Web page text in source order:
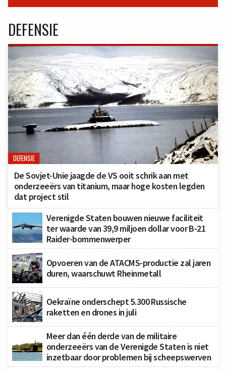
DEFENSIE
DEFENSIE
De Sovjet-Unie jaagde de VS ooit schrik aan met
onderzeeërs van titanium, maar hoge kosten legden
dat project stil
Verenigde Staten bouwen nieuwe faciliteit
ter waarde van 39,9 miljoen dollar voor B-21
Raider-bommenwerper
Opvoeren van de ATACMS-productie zal jaren
duren, waarschuwt Rheinmetall
Oekraïne onderschept 5.300 Russische
raketten en drones in juli
Meer dan één derde van de militaire
onderzeeërs van de Verenigde Staten is niet
inzetbaar door problemen bij scheepswerven